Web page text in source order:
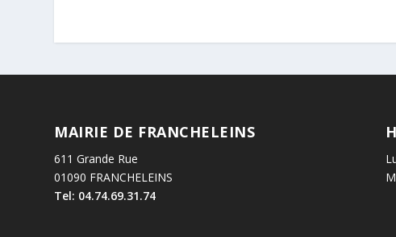
MAIRIE DE FRANCHELEINS
611 Grande Rue
01090 FRANCHELEINS
Tel: 04.74.69.31.74